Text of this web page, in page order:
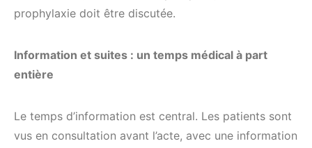
prophylaxie doit être discutée.
Information et suites : un temps médical à part
entière
Le temps d’information est central. Les patients sont
vus en consultation avant l’acte, avec une information